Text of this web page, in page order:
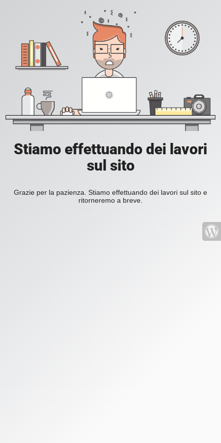
Stiamo effettuando dei lavori
sul sito
Grazie per la pazienza. Stiamo effettuando dei lavori sul sito e
ritorneremo a breve.